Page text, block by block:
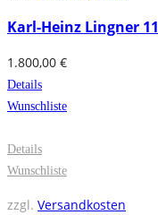
Karl-Heinz Lingner 11
1.800,00 €
Details
Wunschliste
Details
Wunschliste
zzgl. Versandkosten